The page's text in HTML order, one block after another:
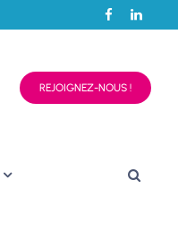
REJOIGNEZ-NOUS !